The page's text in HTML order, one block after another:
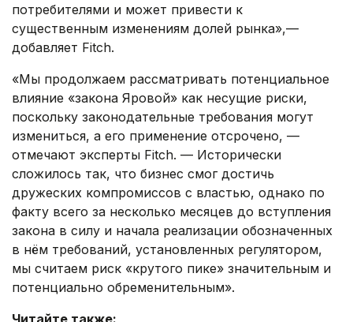
потребителями и может привести к
существенным изменениям долей рынка»,—
добавляет Fitch.
«Мы продолжаем рассматривать потенциальное
влияние «закона Яровой» как несущие риски,
поскольку законодательные требования могут
измениться, а его применение отсрочено, —
отмечают эксперты Fitch. — Исторически
сложилось так, что бизнес смог достичь
дружеских компромиссов с властью, однако по
факту всего за несколько месяцев до вступления
закона в силу и начала реализации обозначенных
в нём требований, установленных регулятором,
мы считаем риск «крутого пике» значительным и
потенциально обременительным».